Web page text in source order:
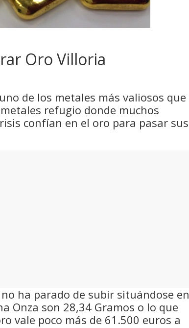
Oro Villoria
de los metales más valiosos que
refugio donde muchos
confían en el oro para pasar sus
ha parado de subir situándose en
Onza son 28,34 Gramos o lo que
vale poco más de 61.500 euros a